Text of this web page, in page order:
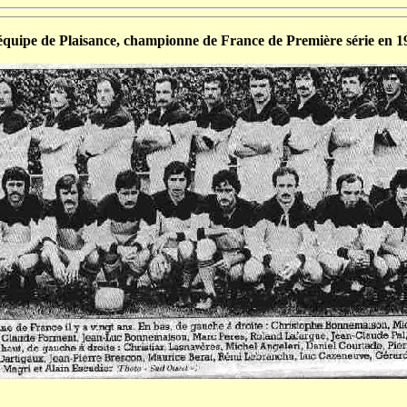
de Plaisance, championne de France de Première série en